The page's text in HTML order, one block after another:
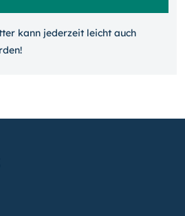
kann jeder­zeit leicht auch